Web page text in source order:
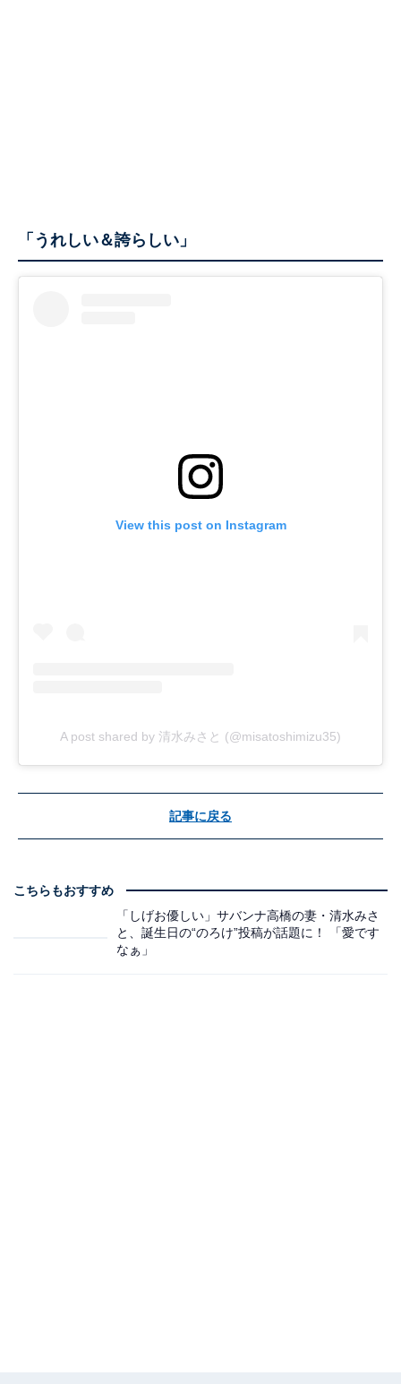
「うれしい＆誇らしい」
View this post on Instagram
A post shared by 清水みさと (@misatoshimizu35)
記事に戻る
こちらもおすすめ
「しげお優しい」サバンナ高橋の妻・清水みさ
と、誕生日の“のろけ”投稿が話題に！ 「愛です
なぁ」